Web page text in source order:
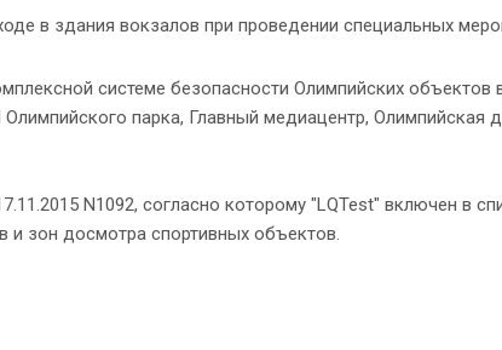
в здания вокзалов при проведении специальных
системе безопасности Олимпийских объектов
парка, Главный медиацентр, Олимпийская
N1092, согласно которому "LQTest" включен в
и зон досмотра спортивных объектов.